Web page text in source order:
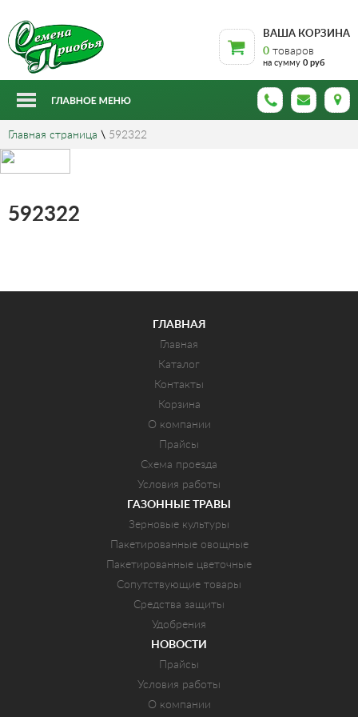
ВАША КОРЗИНА
0 товаров
на сумму 0 руб
Главная страница \ 592322
592322
ГЛАВНАЯ
Главная
Каталог
Контакты
Корзина
О компании
Прайсы
Схема проезда
Условия работы
ГАЗОННЫЕ ТРАВЫ
Зерновые культуры
Пакетированные овощные
Пакетированные цветочные
Сопутствующие товары
Средства защиты
Удобрения
НОВОСТИ
Прайсы
Условия работы
О компании